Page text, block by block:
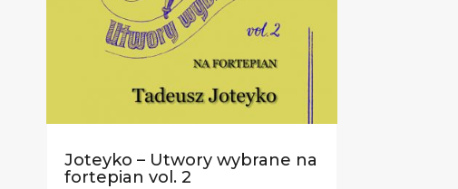
Joteyko – Utwory wybrane na
fortepian vol. 2